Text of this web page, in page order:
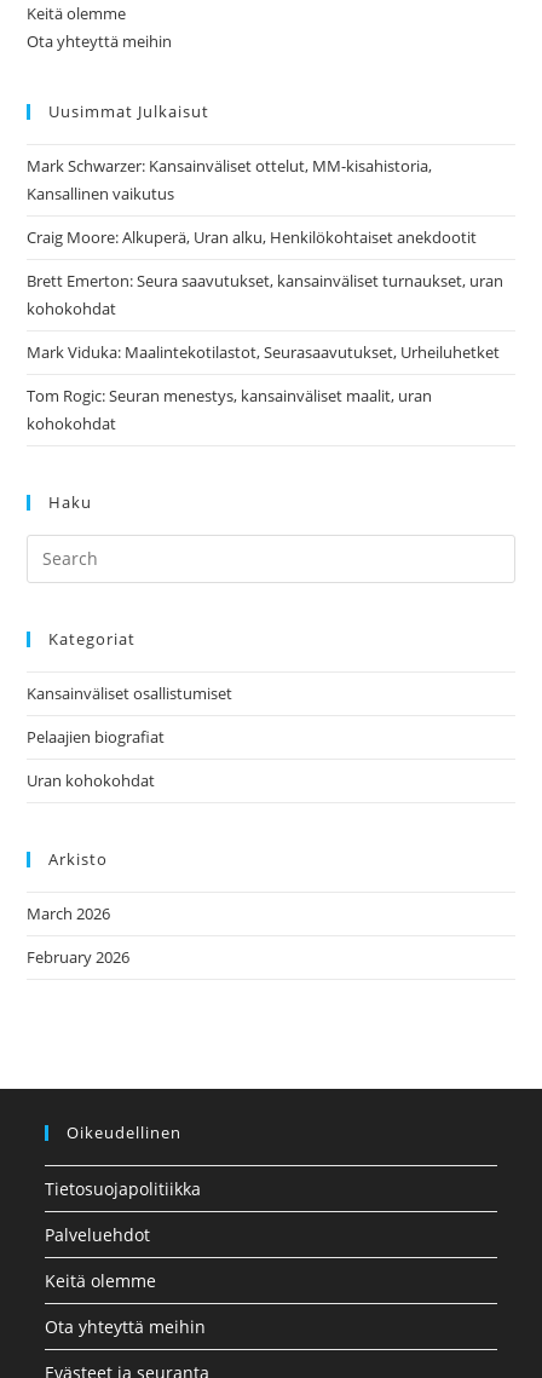
Keitä olemme
Ota yhteyttä meihin
Uusimmat Julkaisut
Mark Schwarzer: Kansainväliset ottelut, MM-kisahistoria,
Kansallinen vaikutus
Craig Moore: Alkuperä, Uran alku, Henkilökohtaiset anekdootit
Brett Emerton: Seura saavutukset, kansainväliset turnaukset, uran
kohokohdat
Mark Viduka: Maalintekotilastot, Seurasaavutukset, Urheiluhetket
Tom Rogic: Seuran menestys, kansainväliset maalit, uran
kohokohdat
Haku
Kategoriat
Kansainväliset osallistumiset
Pelaajien biografiat
Uran kohokohdat
Arkisto
March 2026
February 2026
Oikeudellinen
Tietosuojapolitiikka
Palveluehdot
Keitä olemme
Ota yhteyttä meihin
Evästeet ja seuranta